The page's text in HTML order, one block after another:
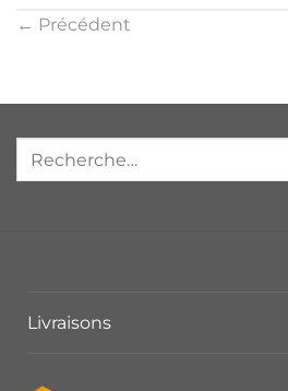
← Précédent
Livraisons